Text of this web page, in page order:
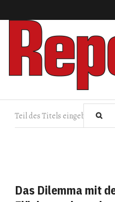
Teil des Titels eingeben
Das Dilemma mit